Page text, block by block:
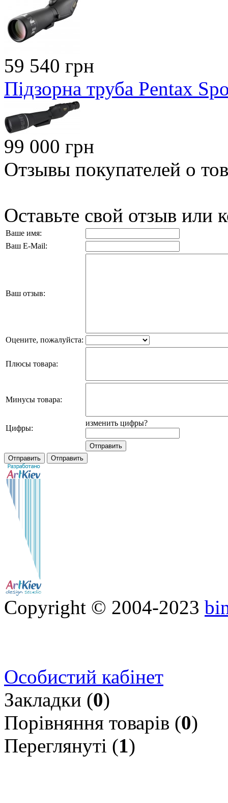
59 540 грн
Підзорна труба Pentax
99 000 грн
Отзывы покупателей о
Оставьте свой отзыв или
Ваше имя:
Ваш E-Mail:
Ваш отзыв:
Оцените, пожалуйста:
Плюсы товара:
Минусы товара:
Цифры:
изменить цифры?
Copyright © 2004-2023
Особистий кабінет
Закладки (0)
Порівняння товарів (0)
Переглянуті (1)